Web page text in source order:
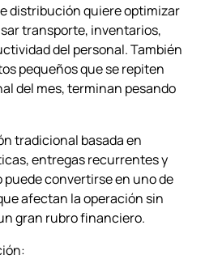
distribución quiere optimizar
transporte, inventarios,
del personal. También
pequeños que se repiten
del mes, terminan pesando
tradicional basada en
entregas recurrentes y
convertirse en uno de
afectan la operación sin
gran rubro financiero.